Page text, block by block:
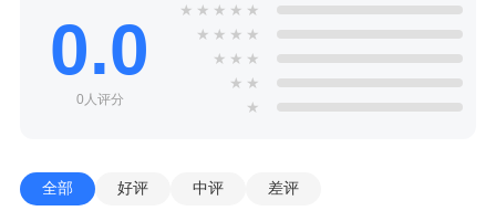
0.0
0人评分
★ ★ ★ ★ ★
★ ★ ★ ★
★ ★ ★
★ ★
★
全部 好评 中评 差评